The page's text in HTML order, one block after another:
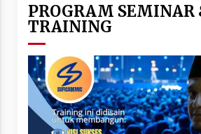
PROGRAM SEMINAR
TRAINING